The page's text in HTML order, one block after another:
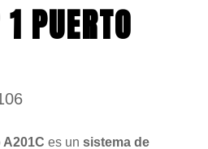
PUERTO
es un sistema de